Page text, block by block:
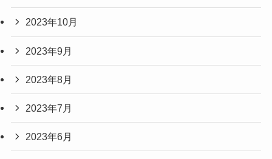
2023年10月
2023年9月
2023年8月
2023年7月
2023年6月